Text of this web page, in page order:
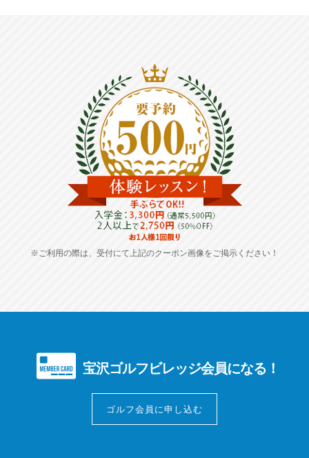
※ご利用の際は、受付にて上記のクーポン画像をご掲示ください！
宝沢ゴルフビレッジ会員になる！
ゴルフ会員に申し込む